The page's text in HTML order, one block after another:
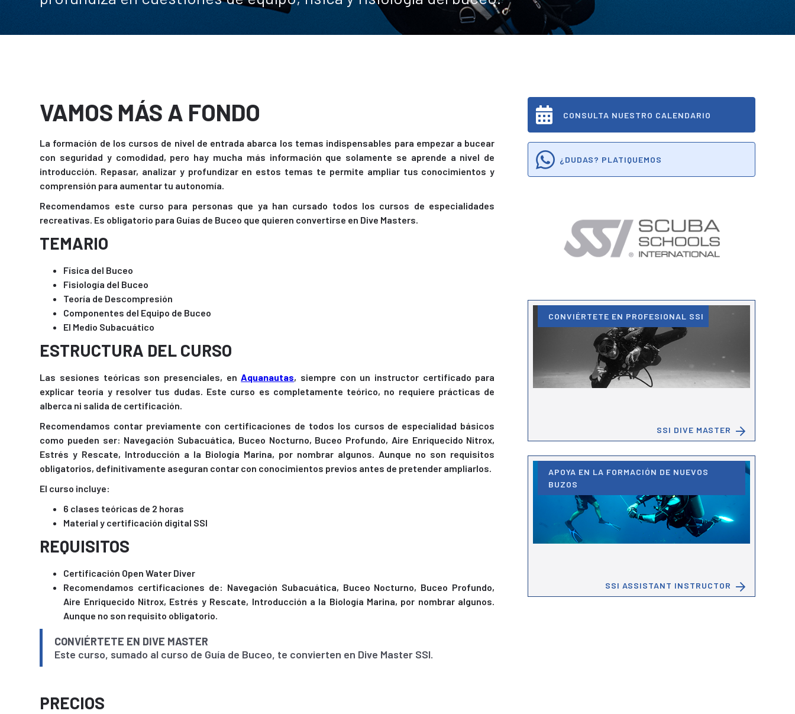
VAMOS MÁS A FONDO
La formación de los cursos de nivel de entrada abarca los temas indispensables para empezar a bucear
con seguridad y comodidad, pero hay mucha más información que solamente se aprende a nivel de
introducción. Repasar, analizar y profundizar en estos temas te permite ampliar tus conocimientos y
comprensión para aumentar tu autonomía.
Recomendamos este curso para personas que ya han cursado todos los cursos de especialidades
recreativas. Es obligatorio para Guías de Buceo que quieren convertirse en Dive Masters.
TEMARIO
Física del Buceo
Fisiología del Buceo
Teoría de Descompresión
Componentes del Equipo de Buceo
El Medio Subacuático
ESTRUCTURA DEL CURSO
Las sesiones teóricas son presenciales, enAquanautas, siempre con un instructor certificado para
explicar teoría y resolver tus dudas. Este curso es completamente teórico, no requiere prácticas de
alberca ni salida de certificación.
Recomendamos contar previamente con certificaciones de todos los cursos de especialidad básicos
como pueden ser: Navegación Subacuática, Buceo Nocturno, Buceo Profundo, Aire Enriquecido Nitrox,
Estrés y Rescate, Introducción a la Biología Marina, por nombrar algunos. Aunque no son requisitos
obligatorios, definitivamente aseguran contar con conocimientos previos antes de pretender ampliarlos.
El curso incluye:
6 clases teóricas de 2 horas
Material y certificación digital SSI
REQUISITOS
Certificación Open Water Diver
Recomendamos certificaciones de: Navegación Subacuática, Buceo Nocturno, Buceo Profundo,
Aire Enriquecido Nitrox, Estrés y Rescate, Introducción a la Biología Marina, por nombrar algunos.
Aunque no son requisito obligatorio.
CONVIÉRTETE EN DIVE MASTER
Este curso, sumado al curso de Guía de Buceo, te convierten en Dive Master SSI.
PRECIOS
CONSULTA NUESTRO CALENDARIO
¿DUDAS? PLATIQUEMOS
CONVIÉRTETE EN PROFESIONAL SSI
SSI DIVE MASTER
APOYA EN LA FORMACIÓN DE NUEVOS
BUZOS
SSI ASSISTANT INSTRUCTOR